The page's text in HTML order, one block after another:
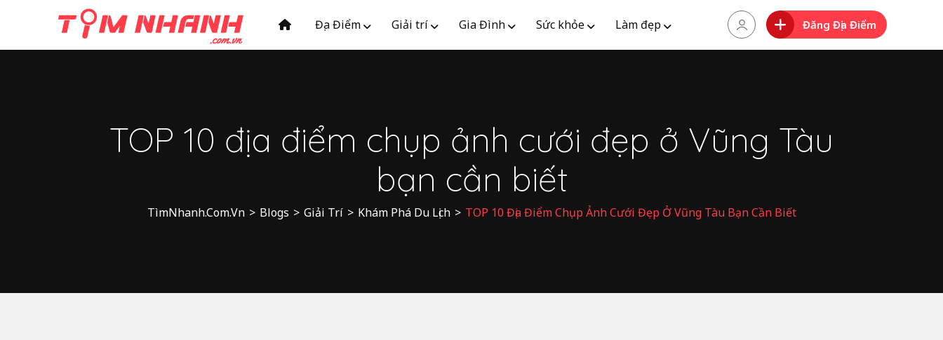
Địa Điểm Giải trí Gia Đình Sức khỏe Làm đẹp Đăng Địa Điểm
TOP 10 địa điểm chụp ảnh cưới đẹp ở Vũng Tàu
bạn cần biết
TìmNhanh.Com.Vn > Blogs > Giải Trí > Khám Phá Du Lịch > TOP 10 Địa Điểm Chụp Ảnh Cưới Đẹp Ở Vũng Tàu Bạn Cần Biết